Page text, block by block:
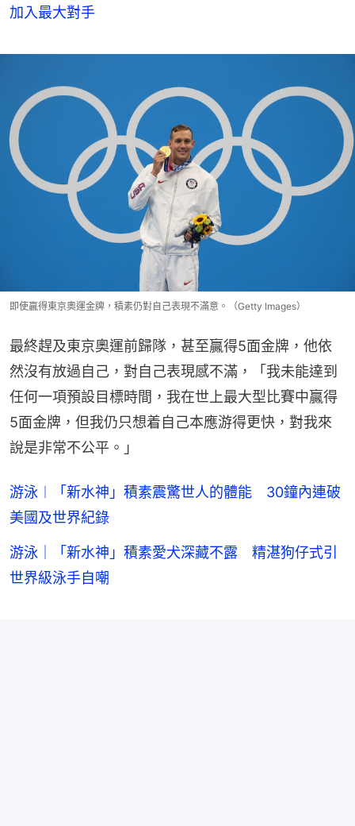
加入最大對手
即使贏得東京奧運金牌，積素仍對自己表現不滿意。（Getty Images）
最終趕及東京奧運前歸隊，甚至贏得5面金牌，他依
然沒有放過自己，對自己表現感不滿，「我未能達到
任何一項預設目標時間，我在世上最大型比賽中贏得
5面金牌，但我仍只想着自己本應游得更快，對我來
說是非常不公平。」
游泳︱「新水神」積素震驚世人的體能 30鐘內連破
美國及世界紀錄
游泳｜「新水神」積素愛犬深藏不露 精湛狗仔式引
世界級泳手自嘲